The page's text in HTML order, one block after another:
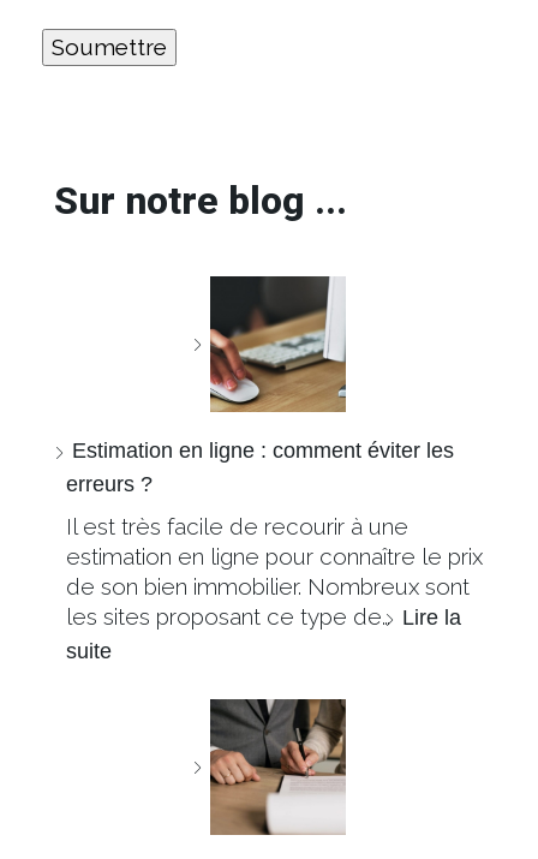
Sur notre blog ...
Estimation en ligne : comment éviter les
erreurs ?
Il est très facile de recourir à une
estimation en ligne pour connaître le prix
de son bien immobilier. Nombreux sont
les sites proposant ce type de… Lire la
suite